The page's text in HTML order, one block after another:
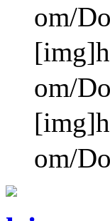
om/
om/
om/